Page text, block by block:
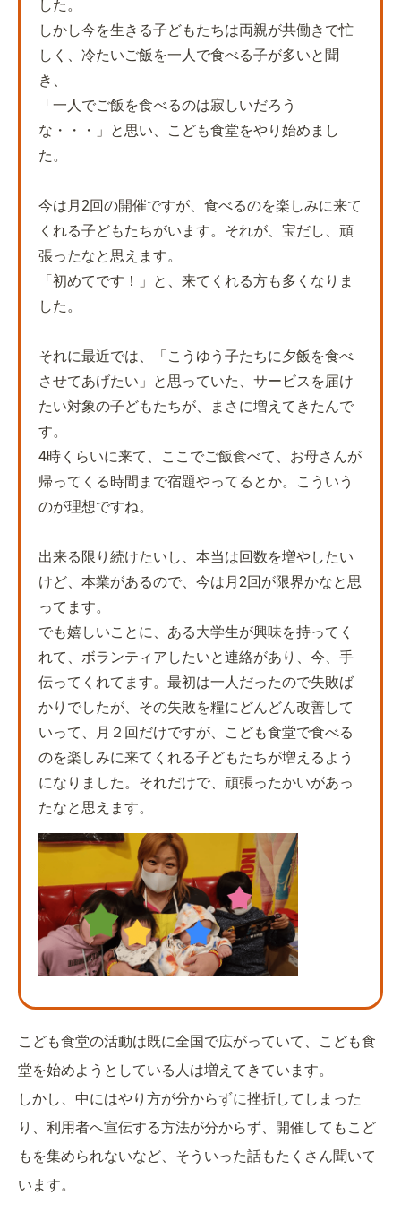
した。
しかし今を生きる子どもたちは両親が共働きで忙
しく、冷たいご飯を一人で食べる子が多いと聞
き、
「一人でご飯を食べるのは寂しいだろう
な・・・」と思い、こども食堂をやり始めまし
た。
今は月2回の開催ですが、食べるのを楽しみに来て
くれる子どもたちがいます。それが、宝だし、頑
張ったなと思えます。
「初めてです！」と、来てくれる方も多くなりま
した。
それに最近では、「こうゆう子たちに夕飯を食べ
させてあげたい」と思っていた、サービスを届け
たい対象の子どもたちが、まさに増えてきたんで
す。
4時くらいに来て、ここでご飯食べて、お母さんが
帰ってくる時間まで宿題やってるとか。こういう
のが理想ですね。
出来る限り続けたいし、本当は回数を増やしたい
けど、本業があるので、今は月2回が限界かなと思
ってます。
でも嬉しいことに、ある大学生が興味を持ってく
れて、ボランティアしたいと連絡があり、今、手
伝ってくれてます。最初は一人だったので失敗ば
かりでしたが、その失敗を糧にどんどん改善して
いって、月２回だけですが、こども食堂で食べる
のを楽しみに来てくれる子どもたちが増えるよう
になりました。それだけで、頑張ったかいがあっ
たなと思えます。
こども食堂の活動は既に全国で広がっていて、こども食
堂を始めようとしている人は増えてきています。
しかし、中にはやり方が分からずに挫折してしまった
り、利用者へ宣伝する方法が分からず、開催してもこど
もを集められないなど、そういった話もたくさん聞いて
います。